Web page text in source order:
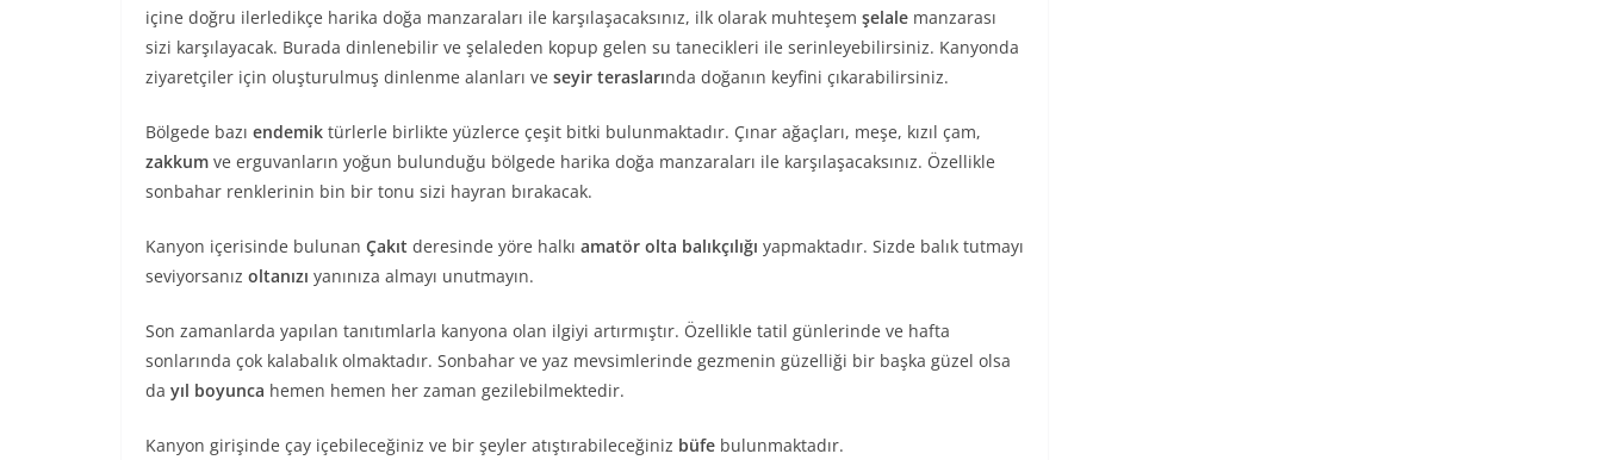
içine doğru ilerledikçe harika doğa manzaraları ile karşılaşacaksınız, ilk olarak muhteşem şelale manzarası
sizi karşılayacak. Burada dinlenebilir ve şelaleden kopup gelen su tanecikleri ile serinleyebilirsiniz. Kanyonda
ziyaretçiler için oluşturulmuş dinlenme alanları ve seyir teraslarında doğanın keyfini çıkarabilirsiniz.
Bölgede bazı endemik türlerle birlikte yüzlerce çeşit bitki bulunmaktadır. Çınar ağaçları, meşe, kızıl çam,
zakkum ve erguvanların yoğun bulunduğu bölgede harika doğa manzaraları ile karşılaşacaksınız. Özellikle
sonbahar renklerinin bin bir tonu sizi hayran bırakacak.
Kanyon içerisinde bulunan Çakıt deresinde yöre halkı amatör olta balıkçılığı yapmaktadır. Sizde balık tutmayı
seviyorsanız oltanızı yanınıza almayı unutmayın.
Son zamanlarda yapılan tanıtımlarla kanyona olan ilgiyi artırmıştır. Özellikle tatil günlerinde ve hafta
sonlarında çok kalabalık olmaktadır. Sonbahar ve yaz mevsimlerinde gezmenin güzelliği bir başka güzel olsa
da yıl boyunca hemen hemen her zaman gezilebilmektedir.
Kanyon girişinde çay içebileceğiniz ve bir şeyler atıştırabileceğiniz büfe bulunmaktadır.